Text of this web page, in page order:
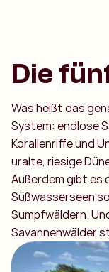
Die
Was heißt das
System: endlose
Korallenriffe und
uralte, riesige
Außerdem gibt es
Süßwasserseen
Sumpfwäldern.
Savannenwälder